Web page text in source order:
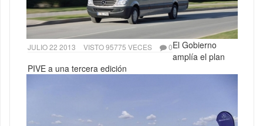
JULIO 22 2013 VISTO 95775 VECES 0El Gobierno
amplía el plan
PIVE a una tercera edición